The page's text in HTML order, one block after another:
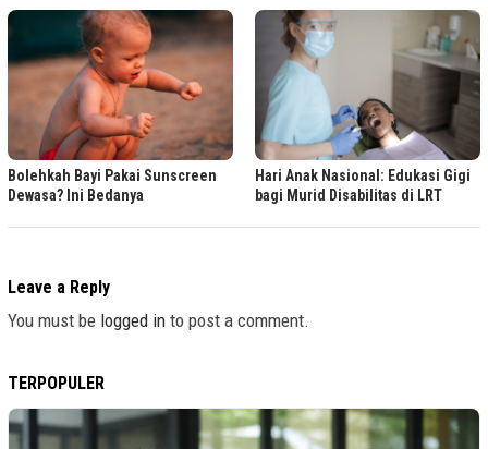
Bolehkah Bayi Pakai Sunscreen
Dewasa? Ini Bedanya
Hari Anak Nasional: Edukasi Gigi
bagi Murid Disabilitas di LRT
Leave a Reply
You must be logged in to post a comment.
TERPOPULER